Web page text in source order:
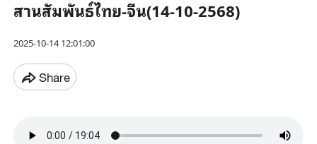
สานสัมพันธ์ไทย-จีน(14-10-2568)
2025-10-14 12:01:00
Share